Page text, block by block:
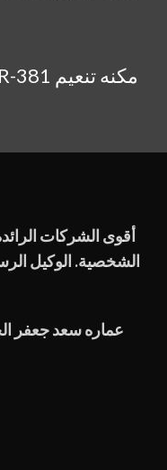
VGR-381 مكنه تنعيم
أقوى الشركات
الشخصية. الوكيل
عماره سعد جعفر